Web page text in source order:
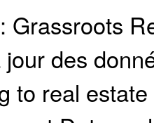
Grassroots
des
to real